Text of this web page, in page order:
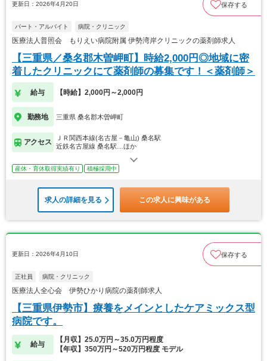
更新日：2026年4月20日 保存する
パート・アルバイト 病院・クリニック
医療法人普照会 もりえい病院附属 伊勢湾岸クリニックの薬剤師求人
【三重県／桑名郡木曽岬町】時給2,000円◎地域に密
着したクリニックにて薬剤師の募集です！＜薬剤師＞
給与 【時給】2,000円～2,000円
勤務地 三重県 桑名郡木曽岬町
アクセス
ＪＲ関西本線(名古屋－亀山) 桑名駅
近鉄名古屋線 桑名駅…ほか
産休・育休取得実績有り 積極採用中
求人の詳細を見る この求人に興味がある
更新日：2026年4月10日 保存する
正社員 病院・クリニック
医療法人全心会 伊勢ひかり病院の薬剤師求人
【三重県伊勢市】療養をメインとしたケアミックス型
病院です。
給与
【月収】25.0万円～35.0万円程度
【年収】350万円～520万円程度 モデル